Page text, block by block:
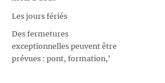
Les jours fériés
Des fermetures
exceptionnelles peuvent être
prévues : pont, formation,'